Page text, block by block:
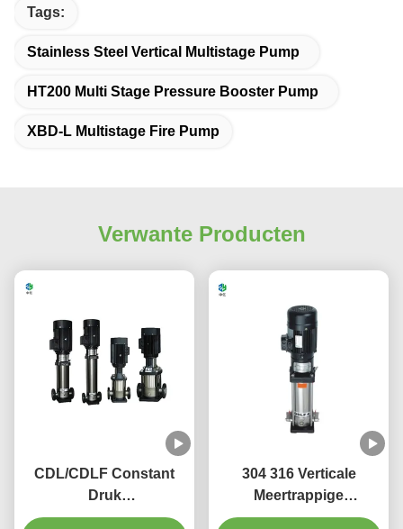
Tags:
Stainless Steel Vertical Multistage Pump
HT200 Multi Stage Pressure Booster Pump
XBD-L Multistage Fire Pump
Verwante Producten
CDL/CDLF Constant
Druk
Boosterpompsystemen
304 316 Verticale
Meertrappige
Centrifugaalpomp 1-